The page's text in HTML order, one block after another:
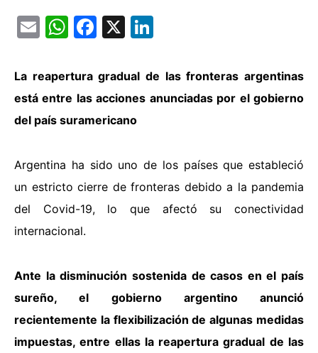
EmailWhatsApp
Facebook
X
La reapertura gradual de las fronteras argentinas
está entre las acciones anunciadas por el gobierno
del país suramericano
Argentina ha sido uno de los países que estableció
un estricto cierre de fronteras debido a la pandemia
del Covid-19, lo que afectó su conectividad
internacional.
Ante la disminución sostenida de casos en el país
sureño, el gobierno argentino anunció
recientemente la flexibilización de algunas medidas
impuestas, entre ellas la reapertura gradual de las